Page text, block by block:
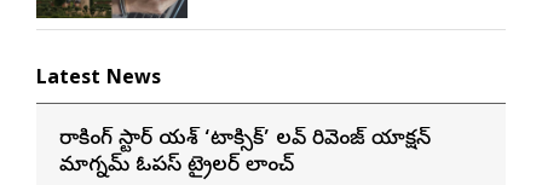
Latest News
రాకింగ్ స్టార్ యశ్ ‘టాక్సిక్’ లవ్ రివెంజ్ యాక్షన్
మాగ్నమ్ ఓపస్‌ ట్రైలర్ లాంచ్